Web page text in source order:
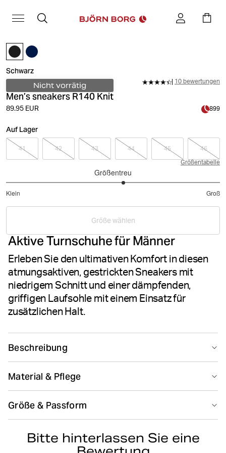
Schwarz
Nicht vorrätig
Men’s sneakers R140 Knit
10 bewertungen
89.95 EUR 899
Auf Lager
41 42 43 44 45 46
Größentabelle
Größentreu
Klein Groß
von
5
Bewertungen
Größe wählen
Aktive Turnschuhe für Männer
Erleben Sie den ultimativen Komfort in diesen
atmungsaktiven, gestrickten Sneakers mit
niedrigem Schnitt und einer dämpfenden,
griffigen Laufsohle mit einem Einsatz für
zusätzlichen Halt.
Beschreibung
Low-Cut-Sneaker mit einem atmungsaktiven,
gestrickten Obermaterial aus Polyester und TPU für
zusätzliche Leichtigkeit und Flexibilität. Sie haben einen
Einsatz in der Gummisohle für Halt und Stabilität, eine
gepolsterte, herausnehmbare Innensohle aus
recyceltem Polyester und Logodetails an der Seite und
Material & Pflege
Polyurethane
Größe & Passform
Bitte hinterlassen Sie eine